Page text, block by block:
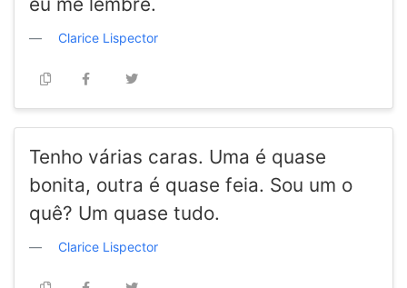
Clarice Lispector
Tenho várias caras. Uma é quase
bonita, outra é quase feia. Sou um o
quê? Um quase tudo.
Clarice Lispector